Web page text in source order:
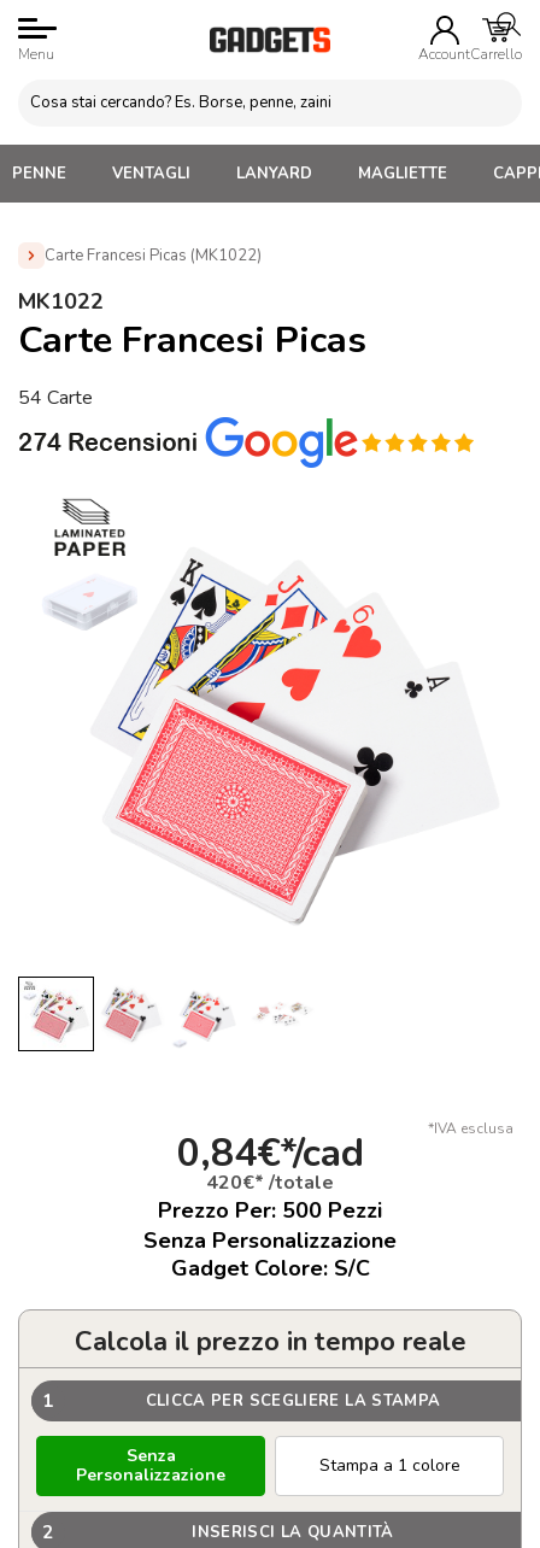
Menu AccountCarrello
PENNE VENTAGLI LANYARD MAGLIETTE
Carte Francesi Picas (MK1022)
Home »
MK1022
Carte Francesi Picas
54 Carte
*IVA esclusa
0,84€*/cad
420€* /totale
Prezzo Per: 500 Pezzi
Senza Personalizzazione
Gadget Colore: S/C
Calcola il prezzo in tempo reale
1 CLICCA PER SCEGLIERE LA STAMPA
Senza
Personalizzazione
Stampa a 1 colore
2 INSERISCI LA QUANTITÀ